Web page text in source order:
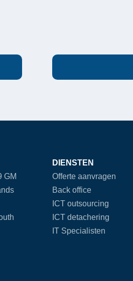
GM
DIENSTEN
Offerte aanvragen
Back office
ICT outsourcing
ICT detachering
IT Specialisten